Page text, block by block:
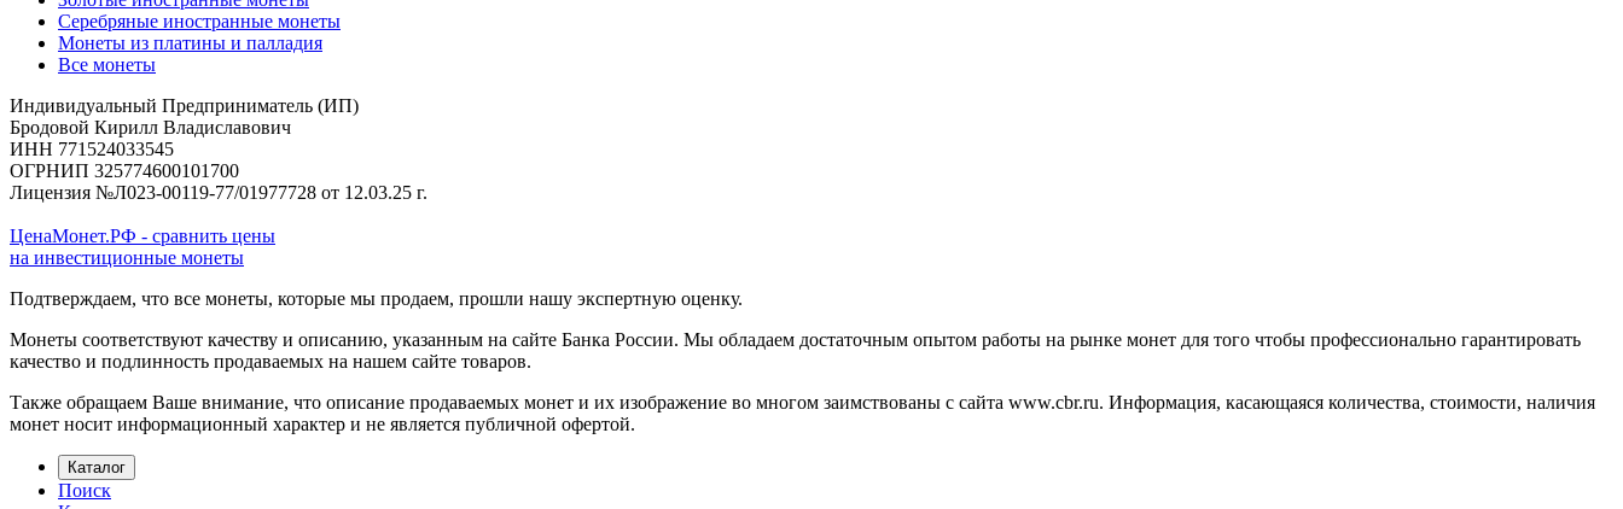
Серебряные иностранные монеты
Монеты из платины и палладия
Все монеты
Индивидуальный Предприниматель (ИП)
Бродовой Кирилл Владиславович
ИНН 771524033545
ОГРНИП 325774600101700
Лицензия №Л023-00119-77/01977728 от 12.03.25 г.
ЦенаМонет.РФ - сравнить цены
на инвестиционные монеты
Подтверждаем, что все монеты, которые мы продаем, прошли нашу экспертную оценку.
Монеты соответствуют качеству и описанию, указанным на сайте Банка России. Мы обладаем достаточным опытом работы на рынке монет для того чтобы профессионально гарантировать
качество и подлинность продаваемых на нашем сайте товаров.
Также обращаем Ваше внимание, что описание продаваемых монет и их изображение во многом заимствованы с сайта www.cbr.ru. Информация, касающаяся количества, стоимости, наличия
монет носит информационный характер и не является публичной офертой.
Каталог
Поиск